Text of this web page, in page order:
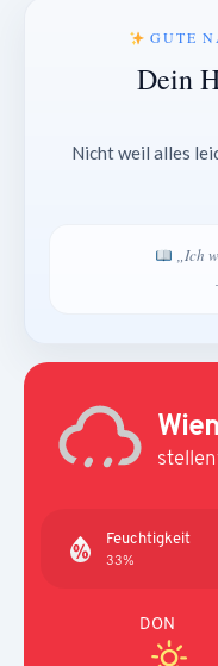
GUTE
Dein
Nicht weil alles
„Ich
Wien
Feuchtigkeit
33%
DON